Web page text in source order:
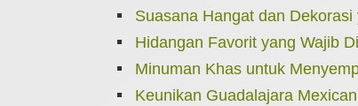
Suasana Hangat dan
Hidangan Favorit yang Wajib
Minuman Khas untuk
Keunikan Guadalajara